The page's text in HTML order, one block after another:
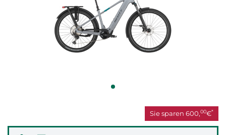
Sie sparen 600,00€*